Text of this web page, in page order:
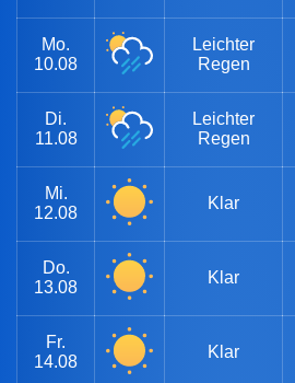
Mo.
10.08
Leichter
Regen
Di.
11.08
Leichter
Regen
Mi.
12.08
Klar
Do.
13.08
Klar
Fr.
14.08
Klar